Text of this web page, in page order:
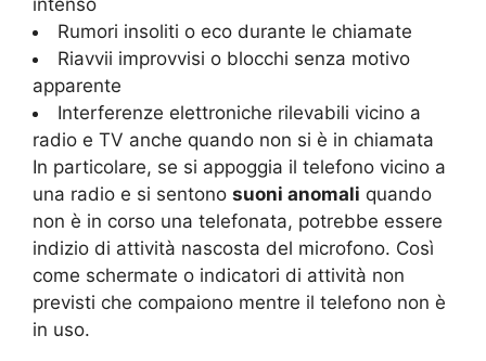
Rumori insoliti o eco durante le chiamate
Riavvii improvvisi o blocchi senza motivo
apparente
Interferenze elettroniche rilevabili vicino a
radio e TV anche quando non si è in chiamata
In particolare, se si appoggia il telefono vicino a
una radio e si sentono suoni anomali quando
non è in corso una telefonata, potrebbe essere
indizio di attività nascosta del microfono. Così
come schermate o indicatori di attività non
previsti che compaiono mentre il telefono non è
in uso.